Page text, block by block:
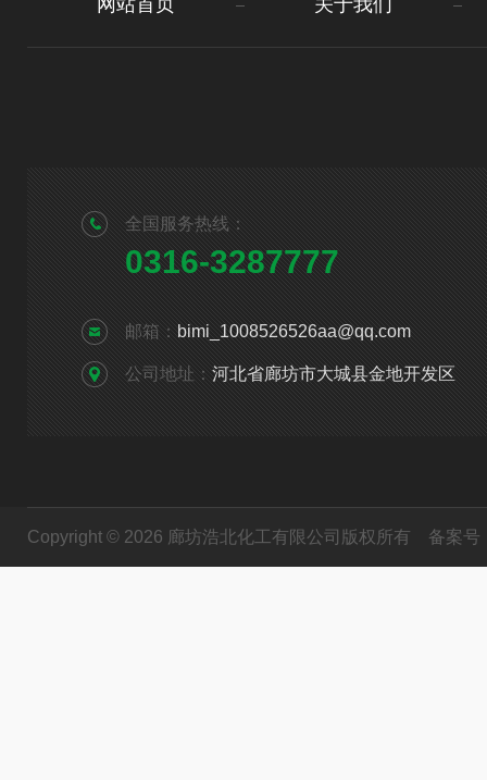
网站首页 关于我们
全国服务热线：
0316-3287777
邮箱： bimi_1008526526aa@qq.com
公司地址： 河北省廊坊市大城县金地开发区
Copyright © 2026 廊坊浩北化工有限公司版权所有 备案号